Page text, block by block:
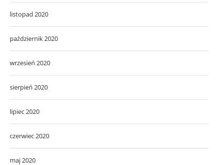
listopad 2020
październik 2020
wrzesień 2020
sierpień 2020
lipiec 2020
czerwiec 2020
maj 2020